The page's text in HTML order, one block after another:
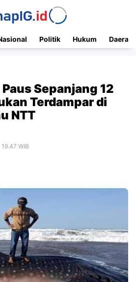
Politik Hukum Daerah
Sepanjang 12
Terdampar di
NTT
WIB